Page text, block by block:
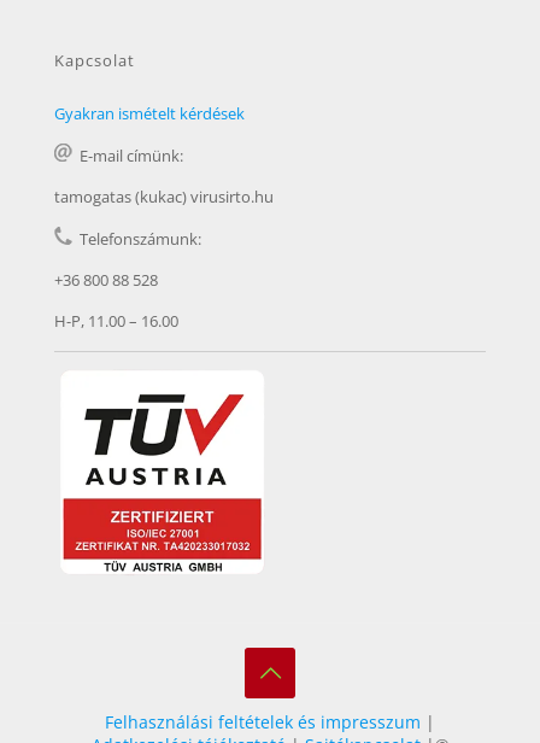
Kapcsolat
Gyakran ismételt kérdések
E-mail címünk:
tamogatas (kukac) virusirto.hu
Telefonszámunk:
+36 800 88 528
H-P, 11.00 – 16.00
Felhasználási feltételek és impresszum |